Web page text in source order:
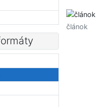
článok